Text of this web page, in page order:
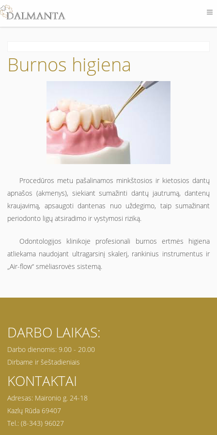
Burnos higiena
Procedūros metu pašalinamos minkštosios ir kietosios dantų
apnašos (akmenys), siekiant sumažinti dantų jautrumą, dantenų
kraujavimą, apsaugoti dantenas nuo uždegimo, taip sumažinant
periodonto ligų atsiradimo ir vystymosi riziką.
Odontologijos klinikoje profesionali burnos ertmės higiena
atliekama naudojant ultragarsinį skalerį, rankinius instrumentus ir
„Air-flow“ smėliasrovės sistemą.
DARBO LAIKAS:
Darbo dienomis: 9.00 - 20.00
Dirbame ir šeštadieniais
KONTAKTAI
Adresas: Maironio g. 24-18
Kazlų Rūda 69407
Tel.: (8-343) 96027